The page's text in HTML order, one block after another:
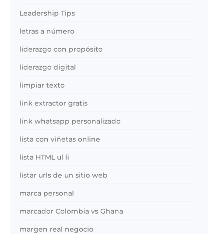
Leadership Tips
letras a número
liderazgo con propósito
liderazgo digital
limpiar texto
link extractor gratis
link whatsapp personalizado
lista con viñetas online
lista HTML ul li
listar urls de un sitio web
marca personal
marcador Colombia vs Ghana
margen real negocio